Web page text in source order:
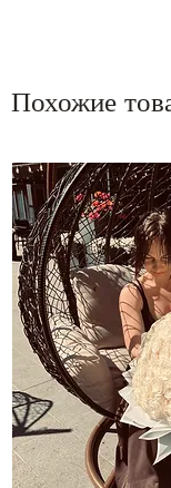
Похожие